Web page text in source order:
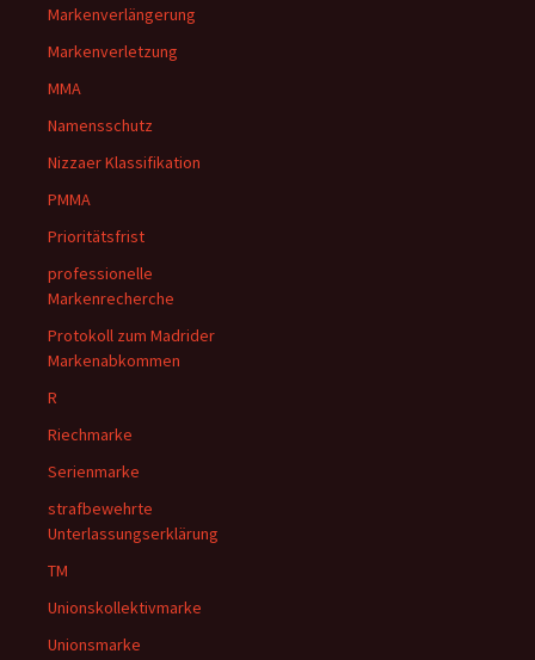
Markenverlängerung
Markenverletzung
MMA
Namensschutz
Nizzaer Klassifikation
PMMA
Prioritätsfrist
professionelle
Markenrecherche
Protokoll zum Madrider
Markenabkommen
R
Riechmarke
Serienmarke
strafbewehrte
Unterlassungserklärung
TM
Unionskollektivmarke
Unionsmarke